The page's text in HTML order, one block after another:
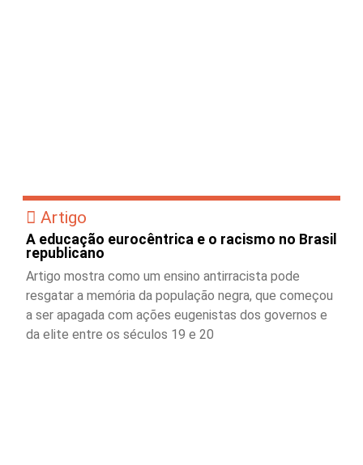
Artigo
A educação eurocêntrica e o racismo no Brasil
republicano
Artigo mostra como um ensino antirracista pode
resgatar a memória da população negra, que começou
a ser apagada com ações eugenistas dos governos e
da elite entre os séculos 19 e 20